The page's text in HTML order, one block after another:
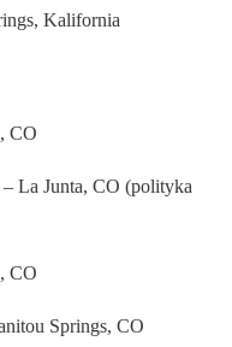
Kalifornia
CO
La Junta, CO (polityka
CO
Springs, CO